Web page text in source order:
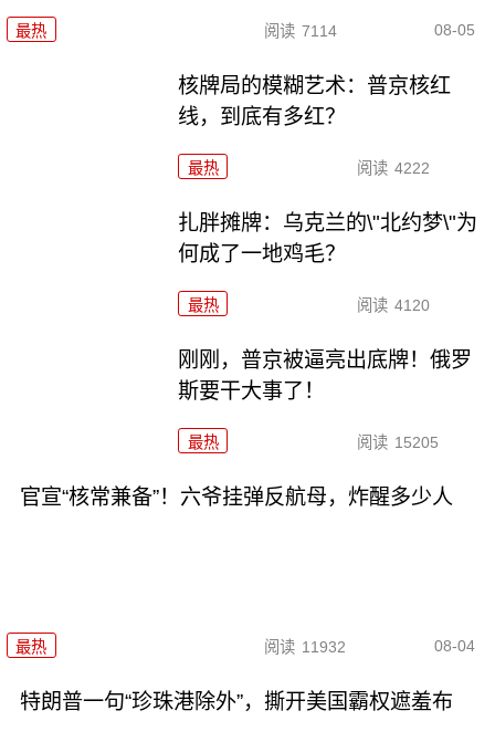
最热 阅读 7114 08-05
核牌局的模糊艺术：普京核红
线，到底有多红？
最热 阅读 4222
扎胖摊牌：乌克兰的\"北约梦\"为
何成了一地鸡毛？
最热 阅读 4120
刚刚，普京被逼亮出底牌！俄罗
斯要干大事了！
最热 阅读 15205
官宣“核常兼备”！六爷挂弹反航母，炸醒多少人
最热 阅读 11932 08-04
特朗普一句“珍珠港除外”，撕开美国霸权遮羞布